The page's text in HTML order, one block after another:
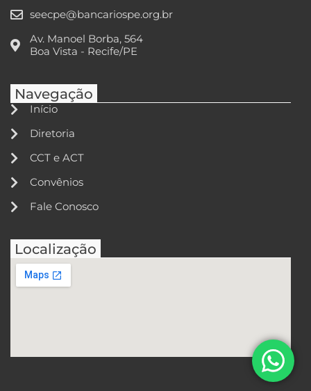
seecpe@bancariospe.org.br
Av. Manoel Borba, 564
Boa Vista - Recife/PE
Navegação
Início
Diretoria
CCT e ACT
Convênios
Fale Conosco
Localização